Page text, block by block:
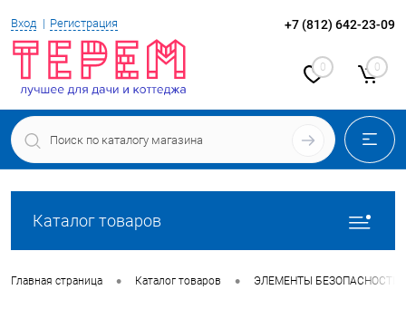
Вход Регистрация +7 (812) 642-23-09
0 0
Каталог товаров
Главная страница • Каталог товаров • ЭЛЕМЕНТЫ БЕЗОПАСНОСТИ